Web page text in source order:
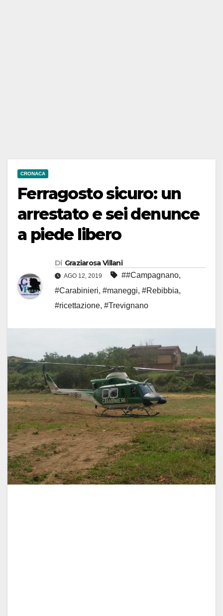
CRONACA
Ferragosto sicuro: un
arrestato e sei denunce
a piede libero
Di Graziarosa Villani
AGO 12, 2019 ##Campagnano,
#Carabinieri, #maneggi, #Rebibbia,
#ricettazione, #Trevignano